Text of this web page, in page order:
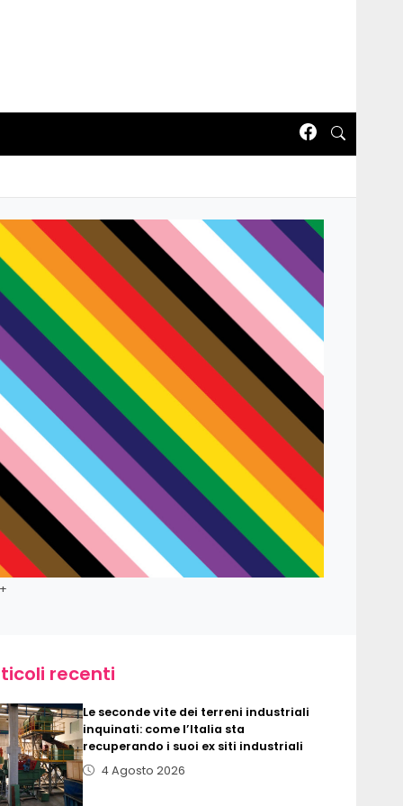
recenti
Le seconde vite dei terreni industriali
inquinati: come l’Italia sta
recuperando i suoi ex siti industriali
4 Agosto 2026